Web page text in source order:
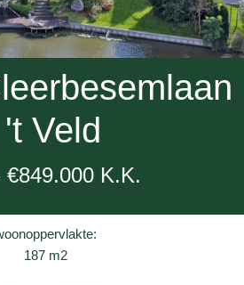
Veld
€849.000 K.K.
187 m2